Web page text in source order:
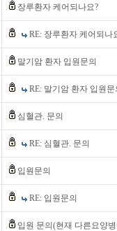
장루환자 케어되나요?
RE: 장루환자 케어되나
말기암 환자 입원문의
RE: 말기암 환자 입원문
심혈관. 문의
RE: 심혈관. 문의
입원문의
RE: 입원문의
입원 문의(현재 다른요양